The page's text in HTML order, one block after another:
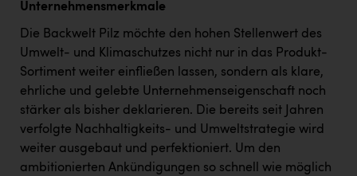
Unternehmensmerkmale
Die Backwelt Pilz möchte den hohen Stellenwert des
Umwelt- und Klimaschutzes nicht nur in das Produkt-
Sortiment weiter einfließen lassen, sondern als klare,
ehrliche und gelebte Unternehmenseigenschaft noch
stärker als bisher deklarieren. Die bereits seit Jahren
verfolgte Nachhaltigkeits- und Umweltstrategie wird
weiter ausgebaut und perfektioniert. Um den
ambitionierten Ankündigungen so schnell wie möglich